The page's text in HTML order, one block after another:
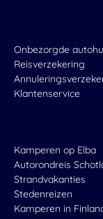
Onbezorgde
Reisverzekering
Klantenservice
Kamperen op Elba
Autorondreis
Strandvakanties
Stedenreizen
Kamperen in